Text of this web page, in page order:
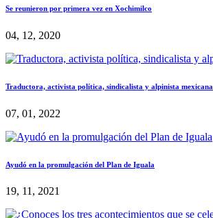
Se reunieron por primera vez en Xochimilco
04, 12, 2020
Traductora, activista política, sindicalista y alpinista mexicana
07, 01, 2022
Ayudó en la promulgación del Plan de Iguala
19, 11, 2021